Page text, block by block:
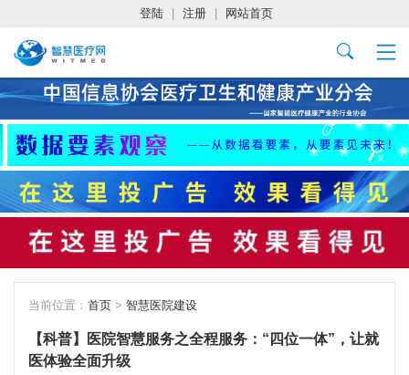
登陆 注册 网站首页
当前位置： 首页 > 智慧医院建设
【科普】医院智慧服务之全程服务：“四位一体”，让就
医体验全面升级